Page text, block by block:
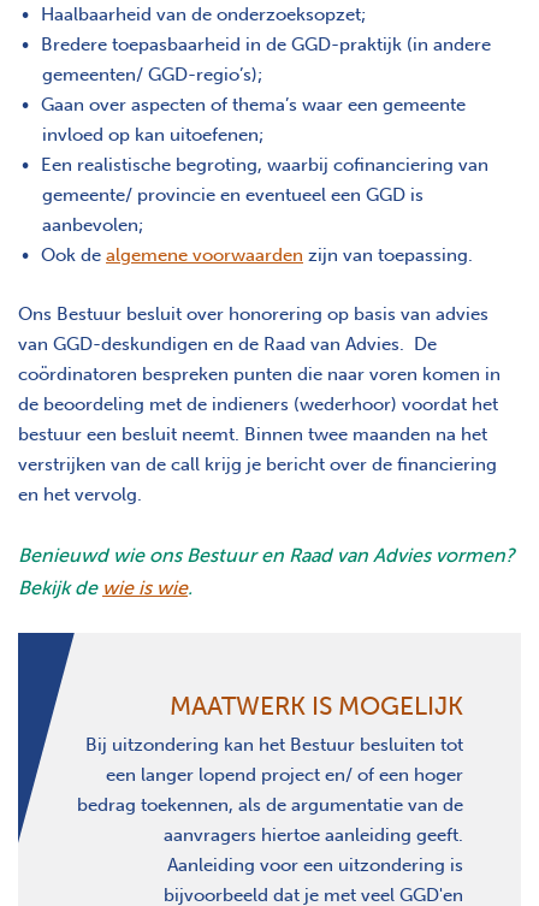
Haalbaarheid van de onderzoeksopzet;
Bredere toepasbaarheid in de GGD-praktijk (in andere
gemeenten/ GGD-regio’s);
Gaan over aspecten of thema’s waar een gemeente
invloed op kan uitoefenen;
Een realistische begroting, waarbij cofinanciering van
gemeente/ provincie en eventueel een GGD is
aanbevolen;
Ook de algemene voorwaarden zijn van toepassing.
Ons Bestuur besluit over honorering op basis van advies
van GGD-deskundigen en de Raad van Advies. De
coördinatoren bespreken punten die naar voren komen in
de beoordeling met de indieners (wederhoor) voordat het
bestuur een besluit neemt. Binnen twee maanden na het
verstrijken van de call krijg je bericht over de financiering
en het vervolg.
Benieuwd wie ons Bestuur en Raad van Advies vormen?
Bekijk de wie is wie.
MAATWERK IS MOGELIJK
Bij uitzondering kan het Bestuur besluiten tot
een langer lopend project en/ of een hoger
bedrag toekennen, als de argumentatie van de
aanvragers hiertoe aanleiding geeft.
Aanleiding voor een uitzondering is
bijvoorbeeld dat je met veel GGD'en